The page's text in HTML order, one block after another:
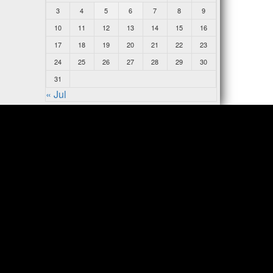
3
4 5 6 7 8
9
10
11 12 13 14 15
16
17
18 19 20 21 22
23
24
25 26 27 28 29
30
31
« Jul